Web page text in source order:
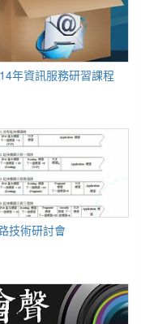
年資訊服務研習課程
技術研討會